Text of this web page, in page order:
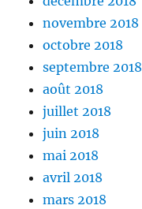
novembre 2018
octobre 2018
septembre 2018
août 2018
juillet 2018
juin 2018
mai 2018
avril 2018
mars 2018